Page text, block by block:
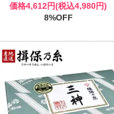
価格4,612円(税込4,980円)
8%OFF